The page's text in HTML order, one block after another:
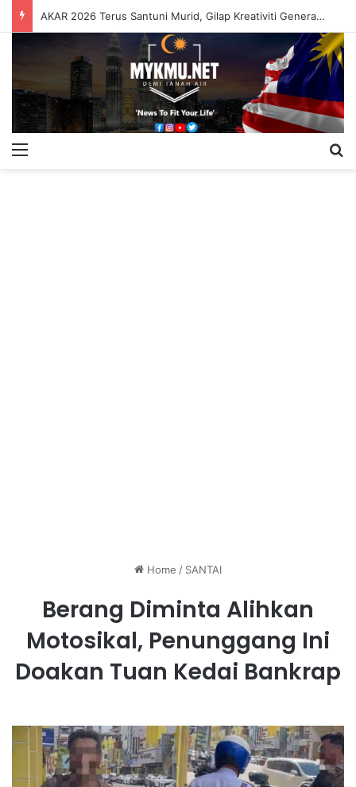
AKAR 2026 Terus Santuni Murid, Gilap Kreativiti Generasi Muda
Home / SANTAI
Berang Diminta Alihkan
Motosikal, Penunggang Ini
Doakan Tuan Kedai Bankrap